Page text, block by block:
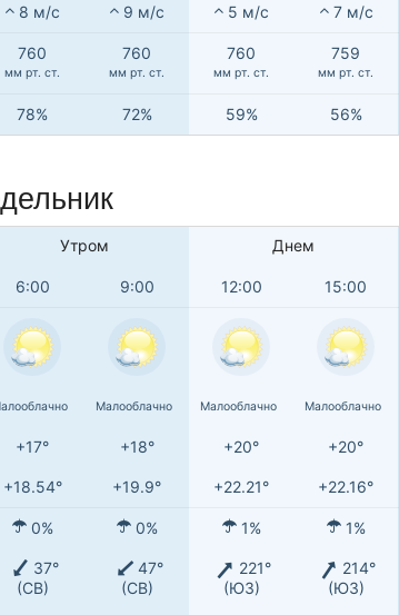
8 м/с 9 м/с 5 м/с 7 м/с
760
мм рт. ст.
760
мм рт. ст.
760
мм рт. ст.
759
мм рт. ст.
78% 72% 59% 56%
Утром Днем
6:00 9:00 12:00 15:00
Малооблачно Малооблачно Малооблачно
+17° +18° +20° +20°
+18.54° +19.9° +22.21° +22.16°
0% 0% 1% 1%
37°
(СВ)
47°
(СВ)
221°
(ЮЗ)
214°
(ЮЗ)